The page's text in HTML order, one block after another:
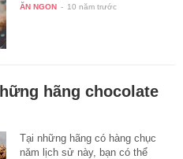
ĂN NGON - 10 năm trước
hãng chocolate
Tại những hãng có hàng chục
năm lịch sử này, bạn có thể